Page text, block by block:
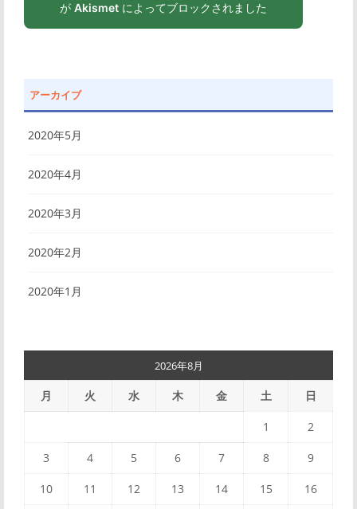
が Akismet によってブロックされました
アーカイブ
2020年5月
2020年4月
2020年3月
2020年2月
2020年1月
2026年8月
月 火 水 木 金 土 日
1 2
3 4 5 6 7 8 9
10 11 12 13 14 15 16